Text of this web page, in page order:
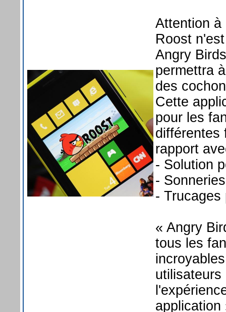
Attention à
Roost
Angry
permettra
des
Cette
pour les
différentes
rapport
- Solution
-
- Trucages
« Angry
tous les
utilisateurs
application